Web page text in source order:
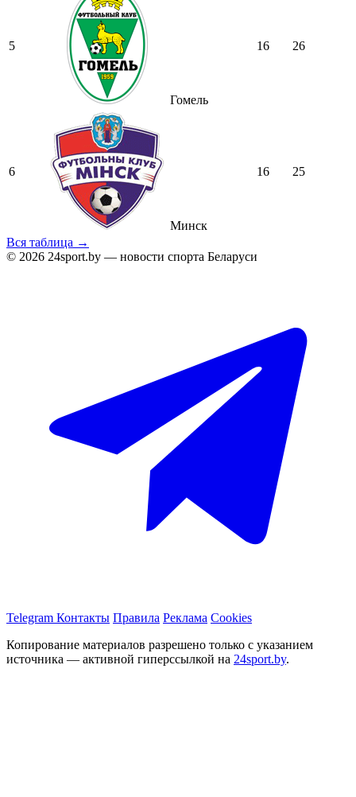
5
Гомель
16 26
6
Минск
16 25
Вся таблица →
© 2026 24sport.by — новости спорта Беларуси
Telegram Контакты Правила Реклама Cookies
Копирование материалов разрешено только с указанием
источника — активной гиперссылкой на 24sport.by.